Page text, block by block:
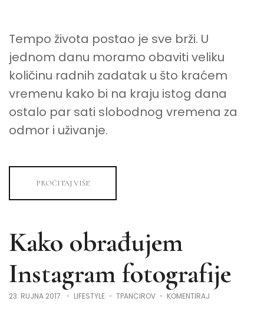
Tempo života postao je sve brži. U
jednom danu moramo obaviti veliku
količinu radnih zadatak u što kraćem
vremenu kako bi na kraju istog dana
ostalo par sati slobodnog vremena za
odmor i uživanje.
PROČITAJ VIŠE
Kako obrađujem
Instagram fotografije
23. RUJNA 2017. LIFESTYLE TPANCIROV KOMENTIRAJ